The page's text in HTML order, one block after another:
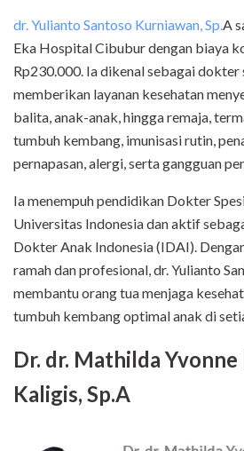
dr. Yulianto Santoso Kurniawan, Sp. A
Eka Hospital Cibubur dengan biaya
Rp230.000. Ia dikenal sebagai dokter
memberikan layanan kesehatan
balita, anak-anak, hingga remaja,
tumbuh kembang, imunisasi rutin,
pernapasan, alergi, serta gangguan
Ia menempuh pendidikan Dokter
Universitas Indonesia dan aktif
Dokter Anak Indonesia (IDAI).
ramah dan profesional, dr. Yulianto
membantu orang tua menjaga
tumbuh kembang optimal anak di
Dr. dr. Mathilda
Kaligis, Sp.A